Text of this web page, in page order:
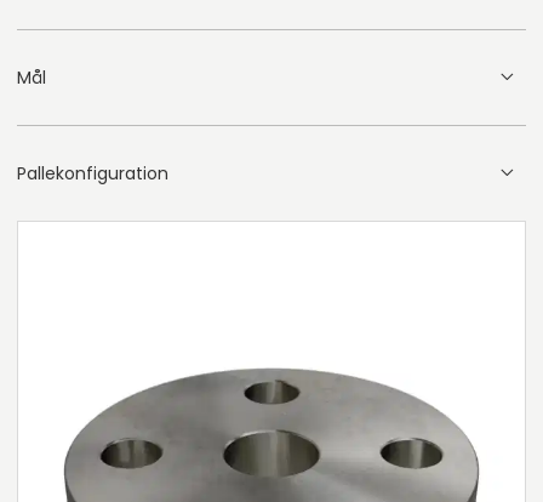
Mål
Pallekonfiguration